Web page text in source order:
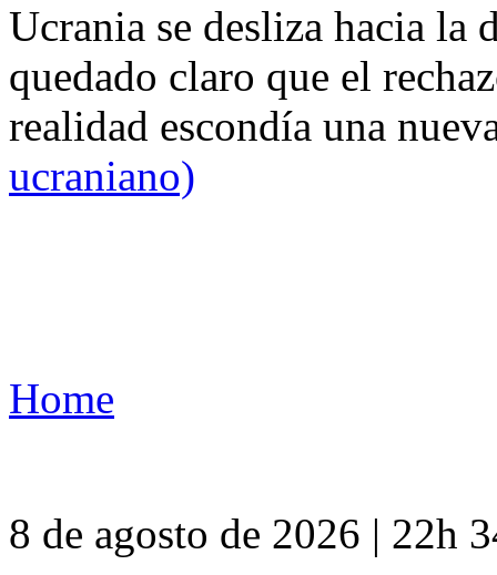
Ucrania se desliza hacia
quedado claro que el
realidad escondía una
ucraniano)
Home
8 de agosto de 2026 | 22h